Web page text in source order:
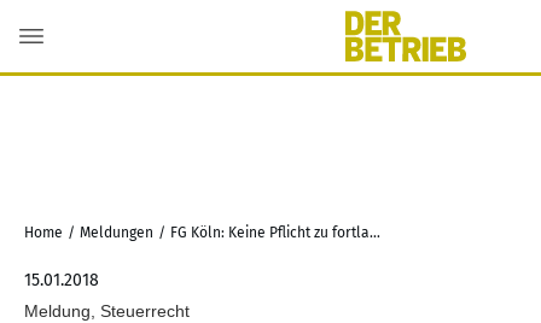
Home / Meldungen / FG Köln: Keine Pflicht zu fortlaufenden Rechnungsnummern
15.01.2018
Meldung, Steuerrecht